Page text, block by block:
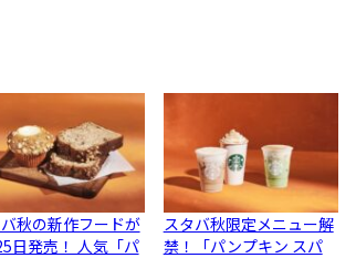
秋の新作フードが
日発売！ 人気「パ
スタバ秋限定メニュー解
禁！「パンプキン スパ